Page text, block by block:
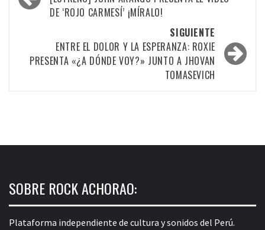
entradas
DE ‘ROJO CARMESÍ’ ¡MÍRALO!
SIGUIENTE
ENTRE EL DOLOR Y LA ESPERANZA: ROXIE
PRESENTA «¿A DÓNDE VOY?» JUNTO A JHOVAN
TOMASEVICH
SOBRE ROCK ACHORAO:
Plataforma independiente de cultura y sonidos del Perú.